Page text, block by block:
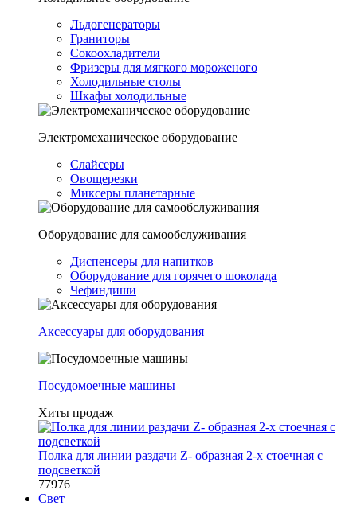
Льдогенераторы
Граниторы
Сокоохладители
Фризеры для мягкого мороженого
Холодильные столы
Шкафы холодильные
Электромеханическое оборудование
Слайсеры
Овощерезки
Миксеры планетарные
Оборудование для самообслуживания
Диспенсеры для напитков
Оборудование для горячего шоколада
Чефиндиши
Аксессуары для оборудования
Посудомоечные машины
Хиты продаж
Полка для линии раздачи Z- образная 2-х стоечная с
подсветкой
77976
Свет